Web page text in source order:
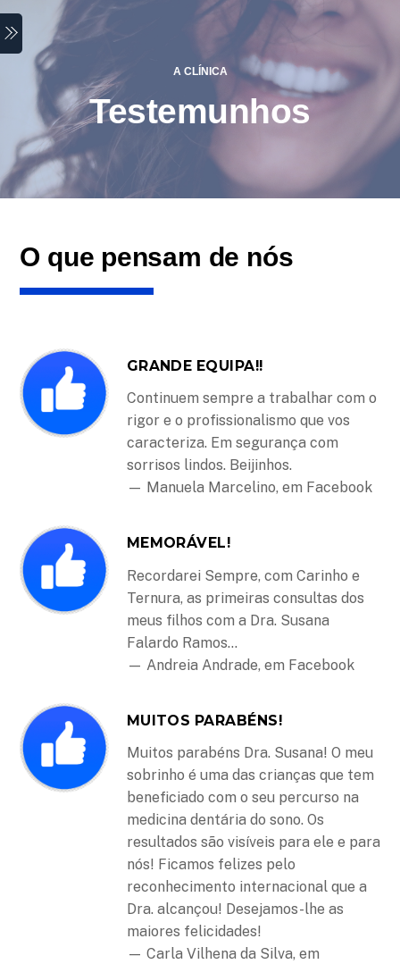
Skip
to
content
Menu
A CLÍNICA
Testemunhos
O que pensam de nós
GRANDE EQUIPA!!
Continuem sempre a trabalhar com o
rigor e o profissionalismo que vos
caracteriza. Em segurança com
sorrisos lindos. Beijinhos.
— Manuela Marcelino, em Facebook
MEMORÁVEL!
Recordarei Sempre, com Carinho e
Ternura, as primeiras consultas dos
meus filhos com a Dra. Susana
Falardo Ramos…
— Andreia Andrade, em Facebook
MUITOS PARABÉNS!
Muitos parabéns Dra. Susana! O meu
sobrinho é uma das crianças que tem
beneficiado com o seu percurso na
medicina dentária do sono. Os
resultados são visíveis para ele e para
nós! Ficamos felizes pelo
reconhecimento internacional que a
Dra. alcançou! Desejamos-lhe as
maiores felicidades!
— Carla Vilhena da Silva, em